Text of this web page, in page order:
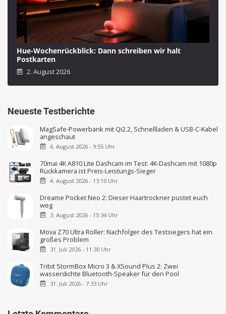
Hue-Wochenrückblick: Dann schreiben wir halt
Postkarten
2. August 2026
Neueste Testberichte
MagSafe-Powerbank mit Qi2.2, Schnellladen & USB-C-Kabel
angeschaut
6. August 2026 - 9:55 Uhr
70mai 4K A810 Lite Dashcam im Test: 4K-Dashcam mit 1080p
Rückkamera ist Preis-Leistungs-Sieger
4. August 2026 - 13:10 Uhr
Dreame Pocket Neo 2: Dieser Haartrockner pustet euch
weg
3. August 2026 - 15:34 Uhr
Mova Z70 Ultra Roller: Nachfolger des Testsiegers hat ein
großes Problem
31. Juli 2026 - 11:30 Uhr
Tribit StormBox Micro 3 & XSound Plus 2: Zwei
wasserdichte Bluetooth-Speaker für den Pool
31. Juli 2026 - 7:33 Uhr